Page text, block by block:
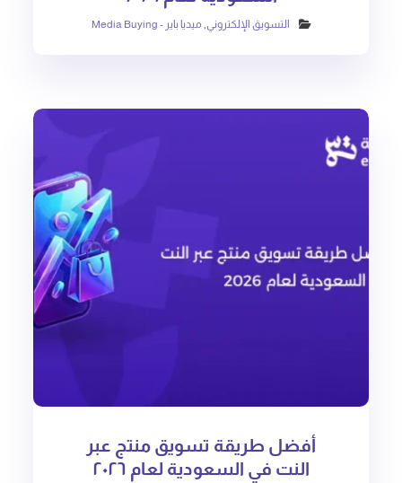
التسويق الإلكتروني, ميديا باير - Media Buying
أفضل طريقة تسويق منتج عبر
النت في السعودية لعام ٢٠٢٦